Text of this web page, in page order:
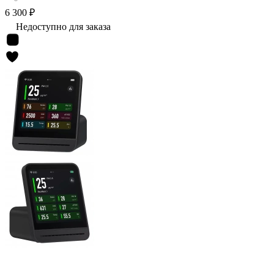
6 300 ₽
Недоступно для заказа